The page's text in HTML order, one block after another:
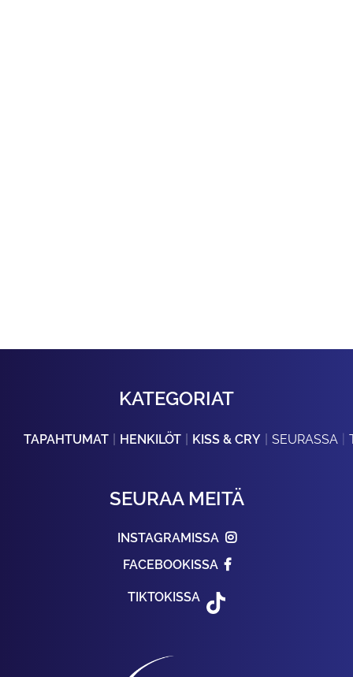
KATEGORIAT
TAPAHTUMAT HENKILÖT KISS & CRY SEURASSA
SEURAA MEITÄ
INSTAGRAMISSA
FACEBOOKISSA
TIKTOKISSA